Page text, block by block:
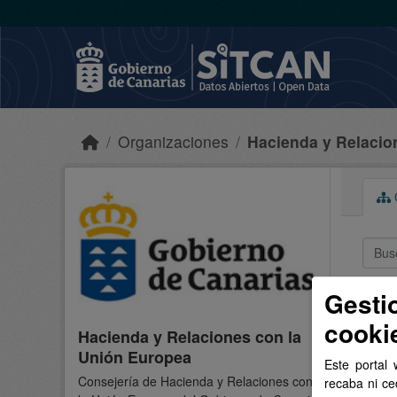
Organizaciones Hacienda y
Hacienda y Relaciones con la
Unión Europea
Consejería de Hacienda y Relaciones con
1
Este portal
recaba ni